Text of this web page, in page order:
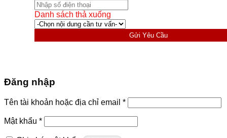
Danh sách thả xuống
Gửi Yêu Cầu
Đăng nhập
Tên tài khoản hoặc địa chỉ email *Bắt
buộc
Mật khẩu *Bắt
buộc